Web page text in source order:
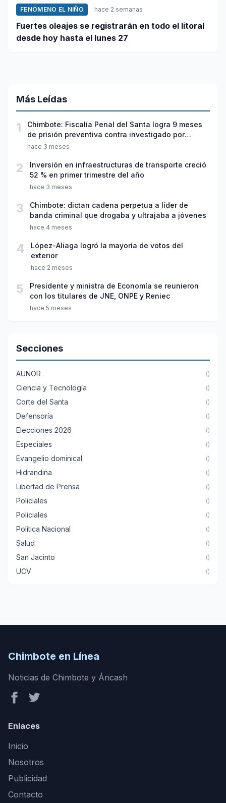
FENÓMENO EL NIÑO hace 2 semanas
Fuertes oleajes se registrarán en todo el litoral
desde hoy hasta el lunes 27
Más Leídas
1
Chimbote: Fiscalía Penal del Santa logra 9 meses
de prisión preventiva contra investigado por
violación sexual y tentativa de feminicidio
hace 3 meses
2
Inversión en infraestructuras de transporte creció
52 % en primer trimestre del año
hace 3 meses
3
Chimbote: dictan cadena perpetua a líder de
banda criminal que drogaba y ultrajaba a jóvenes
hace 4 meses
4
López-Aliaga logró la mayoría de votos del
exterior
hace 2 meses
5
Presidente y ministra de Economía se reunieron
con los titulares de JNE, ONPE y Reniec
hace 5 meses
Secciones
AUNOR ()
Ciencia y Tecnología ()
Corte del Santa ()
Defensoría ()
Elecciones 2026 ()
Especiales ()
Evangelio dominical ()
Hidrandina ()
Libertad de Prensa ()
Policiales ()
Policiales ()
Política Nacional ()
Salud ()
San Jacinto ()
UCV ()
Chimbote en Línea
Noticias de Chimbote y Áncash
Enlaces
Inicio
Nosotros
Publicidad
Contacto